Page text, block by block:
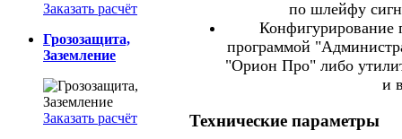
Заказать расчёт
Грозозащита,
Заземление
Заказать расчёт
по шлейфу
Конфигурирование
программой
"Орион Про" либо
и
Технические параметры